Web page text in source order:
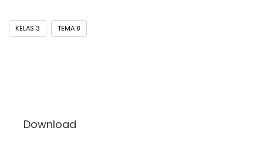
KELAS 3 TEMA 8
Download